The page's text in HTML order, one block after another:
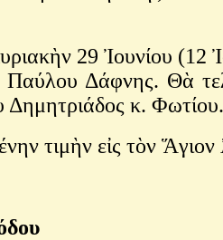
29 Ἰουνίου (12
Παύλου Δάφνης. Θὰ
Δημητριάδος κ. Φωτίου.
τιμὴν εἰς τὸν